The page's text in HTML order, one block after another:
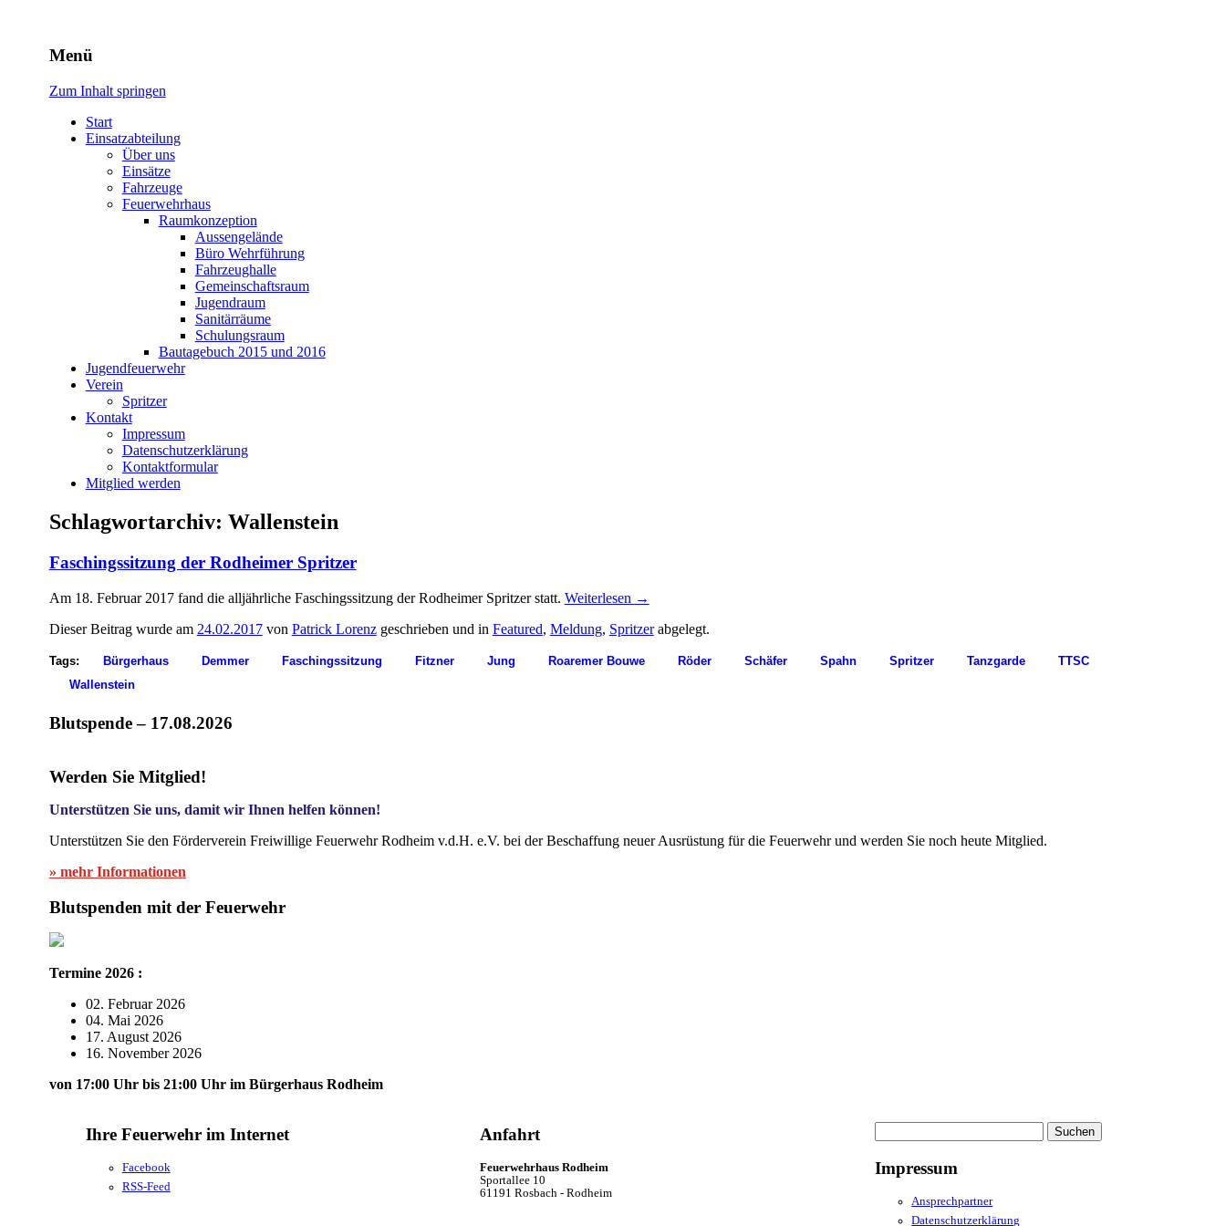
Freiwillige Feuerwehr Rodheim v.d.H.
Menü
Zum Inhalt springen
Start
Einsatzabteilung
Über uns
Einsätze
Fahrzeuge
Feuerwehrhaus
Raumkonzeption
Aussengelände
Büro Wehrführung
Fahrzeughalle
Gemeinschaftsraum
Jugendraum
Sanitärräume
Schulungsraum
Bautagebuch 2015 und 2016
Jugendfeuerwehr
Verein
Spritzer
Kontakt
Impressum
Datenschutzerklärung
Kontaktformular
Mitglied werden
Schlagwortarchiv: Wallenstein
Faschingssitzung der Rodheimer Spritzer
Am 18. Februar 2017 fand die alljährliche Faschingssitzung der Rodheimer Spritzer statt. Weiterlesen →
Dieser Beitrag wurde am 24.02.2017von Patrick Lorenzgeschrieben und in Featured, Meldung, Spritzerabgelegt.
Tags: Bürgerhaus Demmer Faschingssitzung Fitzner Jung Roaremer Bouwe Röder Schäfer Spahn Spritzer Tanzgarde
TTSC
Wallenstein
Blutspende – 17.08.2026
Werden Sie Mitglied!
Unterstützen Sie uns, damit wir Ihnen helfen können!
Unterstützen Sie den Förderverein Freiwillige Feuerwehr Rodheim v.d.H. e.V. bei der Beschaffung neuer Ausrüstung für die Feuerwehr und werden Sie noch heute Mitglied.
» mehr Informationen
Blutspenden mit der Feuerwehr
Termine 2026 :
02. Februar 2026
04. Mai 2026
17. August 2026
16. November 2026
von 17:00 Uhr bis 21:00 Uhr im Bürgerhaus Rodheim
Ihre Feuerwehr im Internet
Facebook
RSS-Feed
Anfahrt
Feuerwehrhaus Rodheim
Sportallee 10
61191 Rosbach - Rodheim
nach:
Impressum
Ansprechpartner
Datenschutzerklärung